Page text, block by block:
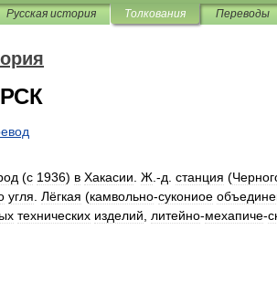
Русская история Толкования Переводы
(с 1936) в Хакасии Ж .-д станция (
угля Лёгкая (камвольно-сукониое
технических изделий литейно-мехапиче-